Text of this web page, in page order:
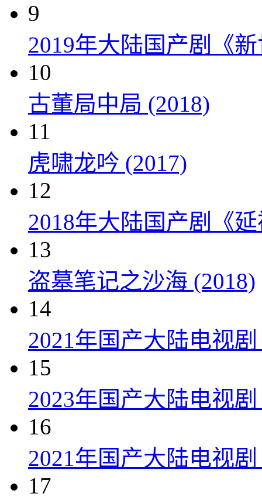
9
2019年大陆国产剧《
10
古董局中局 (2018)
11
虎啸龙吟 (2017)
12
2018年大陆国产剧《
13
盗墓笔记之沙海 (2018)
14
2021年国产大陆电视
15
2023年国产大陆电视
16
2021年国产大陆电视
17